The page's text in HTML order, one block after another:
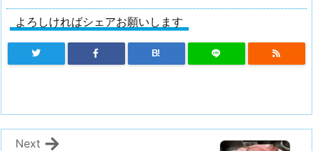
よろしければシェアお願いします
B!
Next